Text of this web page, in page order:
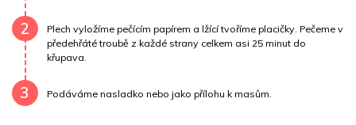
Vitamín B120 mg Vitamín C32.2 mg
2
Plech vyložíme pečícím papírem a lžící tvoříme placičky. Pečeme v
předehřáté troubě z každé strany celkem asi 25 minut do
křupava.
3 Podáváme nasladko nebo jako přílohu k masům.